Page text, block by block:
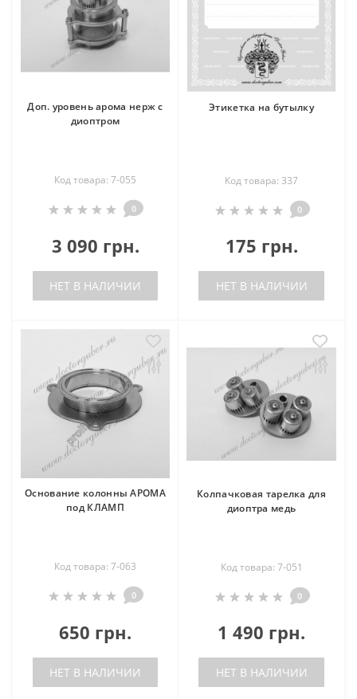
Доп. уровень арома нерж с
диоптром
Код товара: 7-055
0
3 090 грн.
НЕТ В НАЛИЧИИ
Этикетка на бутылку
Код товара: 337
0
175 грн.
НЕТ В НАЛИЧИИ
Основание колонны АРОМА
под КЛАМП
Код товара: 7-063
0
650 грн.
НЕТ В НАЛИЧИИ
Колпачковая тарелка для
диоптра медь
Код товара: 7-051
0
1 490 грн.
НЕТ В НАЛИЧИИ